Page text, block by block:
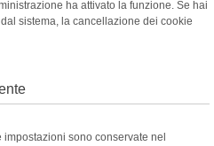
ha attivato la funzione. Se hai
sistema, la cancellazione dei cookie
sono conservate nel